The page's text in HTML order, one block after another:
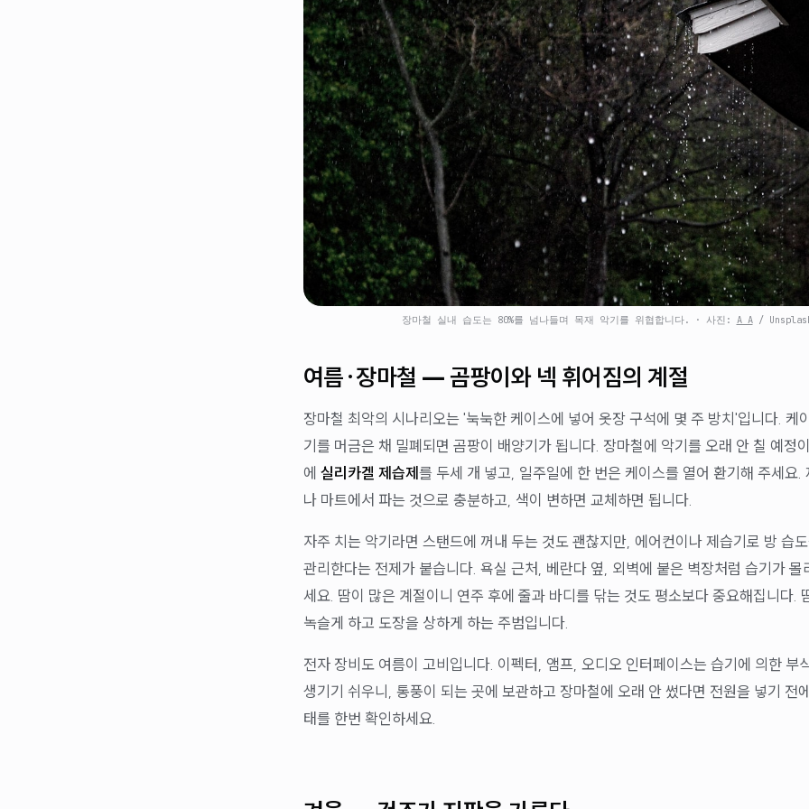
장마철 실내 습도는 80%를 넘나들며 목재 악기를 위협합니다. · 사진: A A /
여름·장마철 — 곰팡이와 넥 휘어짐의 계절
장마철 최악의 시나리오는 '눅눅한 케이스에 넣어 옷장 구석에 몇 주 방치'입니다. 케
기를 머금은 채 밀폐되면 곰팡이 배양기가 됩니다. 장마철에 악기를 오래 안 칠 예정
에 실리카겔 제습제를 두세 개 넣고, 일주일에 한 번은 케이스를 열어 환기해 주세요.
나 마트에서 파는 것으로 충분하고, 색이 변하면 교체하면 됩니다.
자주 치는 악기라면 스탠드에 꺼내 두는 것도 괜찮지만, 에어컨이나 제습기로 방 습
관리한다는 전제가 붙습니다. 욕실 근처, 베란다 옆, 외벽에 붙은 벽장처럼 습기가 몰
세요. 땀이 많은 계절이니 연주 후에 줄과 바디를 닦는 것도 평소보다 중요해집니다.
녹슬게 하고 도장을 상하게 하는 주범입니다.
전자 장비도 여름이 고비입니다. 이펙터, 앰프, 오디오 인터페이스는 습기에 의한 부
생기기 쉬우니, 통풍이 되는 곳에 보관하고 장마철에 오래 안 썼다면 전원을 넣기 전
태를 한번 확인하세요.